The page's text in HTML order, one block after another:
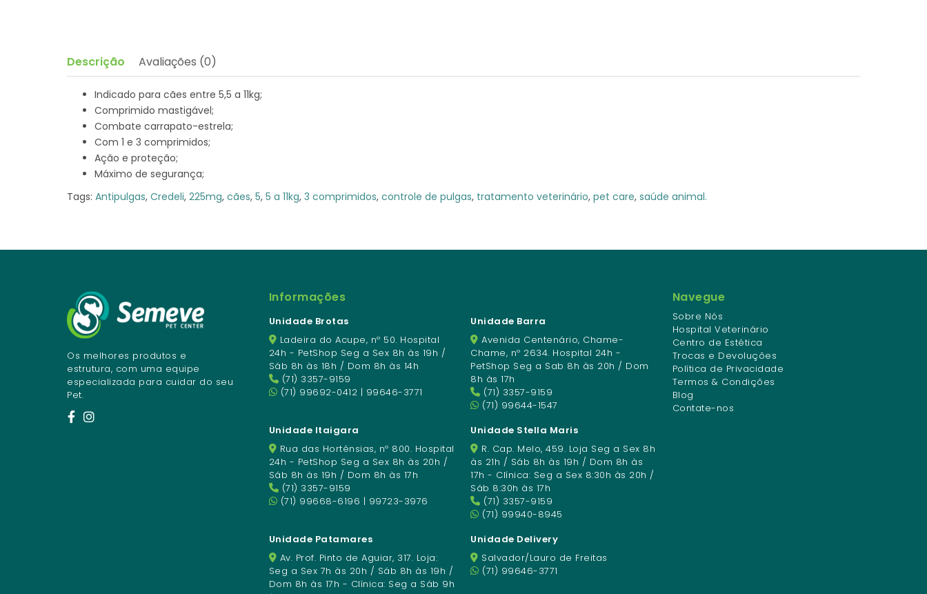
Descrição Avaliações (0)
Indicado para cães entre 5,5 a 11kg;
Comprimido mastigável;
Combate carrapato-estrela;
Com 1 e 3 comprimidos;
Ação e proteção;
Máximo de segurança;
Tags: Antipulgas, Credeli, 225mg, cães, 5, 5 a 11kg, 3 comprimidos, controle de pulgas, tratamento veterinário, pet care, saúde animal.
Os melhores produtos e
estrutura, com uma equipe
especializada para cuidar do seu
Pet.
Informações
Unidade Brotas
Ladeira do Acupe, nº 50. Hospital
24h - PetShop Seg a Sex 8h às 19h /
Sáb 8h às 18h / Dom 8h às 14h
(71) 3357-9159
(71) 99692-0412 | 99646-3771
Unidade Barra
Avenida Centenário, Chame-
Chame, nº 2634. Hospital 24h -
PetShop Seg a Sab 8h às 20h / Dom
8h às 17h
(71) 3357-9159
(71) 99644-1547
Unidade Itaigara
Rua das Hortênsias, nº 800. Hospital
24h - PetShop Seg a Sex 8h às 20h /
Sáb 8h às 19h / Dom 8h às 17h
(71) 3357-9159
(71) 99668-6196 | 99723-3976
Unidade Stella Maris
R. Cap. Melo, 459. Loja Seg a Sex 8h
às 21h / Sáb 8h às 19h / Dom 8h às
17h - Clínica: Seg a Sex 8:30h às 20h /
Sáb 8:30h às 17h
(71) 3357-9159
(71) 99940-8945
Unidade Patamares
Av. Prof. Pinto de Aguiar, 317. Loja:
Seg a Sex 7h às 20h / Sáb 8h às 19h /
Dom 8h às 17h - Clínica: Seg a Sáb 9h
Unidade Delivery
Salvador/Lauro de Freitas
(71) 99646-3771
Navegue
Sobre Nós
Hospital Veterinário
Centro de Estética
Trocas e Devoluções
Política de Privacidade
Termos & Condições
Blog
Contate-nos